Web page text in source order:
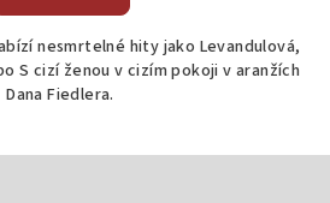
nesmrtelné hity jako Levandulová,
S cizí ženou v cizím pokoji v aranžích
Dana Fiedlera.